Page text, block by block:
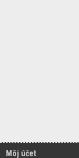
Môj účet